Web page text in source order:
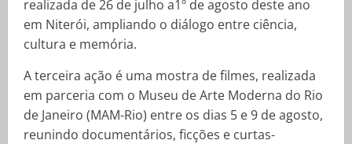
realizada de 26 de julho a1º de agosto deste ano
em Niterói, ampliando o diálogo entre ciência,
cultura e memória.
A terceira ação é uma mostra de filmes, realizada
em parceria com o Museu de Arte Moderna do Rio
de Janeiro (MAM-Rio) entre os dias 5 e 9 de agosto,
reunindo documentários, ficções e curtas-